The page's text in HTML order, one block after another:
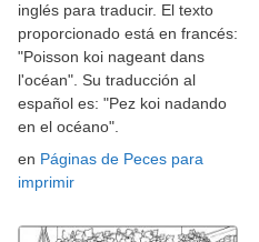
inglés para traducir. El texto
proporcionado está en francés:
"Poisson koi nageant dans
l'océan". Su traducción al
español es: "Pez koi nadando
en el océano".
en Páginas de Peces para
imprimir